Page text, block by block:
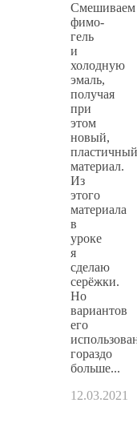
Смешиваем
фимо-
гель
и
холодную
эмаль,
получая
при
этом
новый,
пластичный
материал.
Из
этого
материала
в
уроке
я
сделаю
серёжки.
Но
вариантов
его
гораздо
больше...
12.03.2021